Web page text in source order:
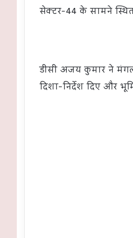
सेक्टर-44 के सामने स्थित
डीसी अजय कुमार ने
दिशा-निर्देश दिए और